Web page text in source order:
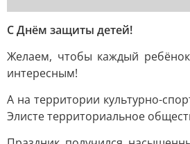
С Днём защиты детей!
Желаем, чтобы каждый
интересным!
А на территории культурно-
Элисте территориальное